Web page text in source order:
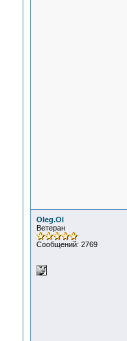
Oleg.Ol
Ветеран
Сообщений: 2769